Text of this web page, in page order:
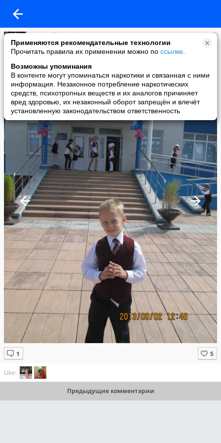
Применяются рекомендательные технологии
Прочитать правила их применении можно по ссылке
Возможны упоминания
В контенте могут упоминаться наркотики и связанная с ними
информация. Незаконное потребление наркотических
средств, психотропных веществ и их аналогов причиняет
вред здоровью, их незаконный оборот запрещён и влечёт
установленную законодательством ответственность
Николай Горбунов
added a photo
08 Sep в 23:06
Like:
Предыдущие комментарии